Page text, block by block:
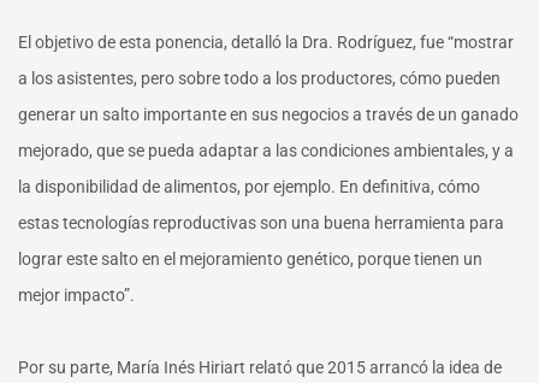
El objetivo de esta ponencia, detalló la Dra. Rodríguez, fue “mostrar
a los asistentes, pero sobre todo a los productores, cómo pueden
generar un salto importante en sus negocios a través de un ganado
mejorado, que se pueda adaptar a las condiciones ambientales, y a
la disponibilidad de alimentos, por ejemplo. En definitiva, cómo
estas tecnologías reproductivas son una buena herramienta para
lograr este salto en el mejoramiento genético, porque tienen un
mejor impacto”.
Por su parte, María Inés Hiriart relató que 2015 arrancó la idea de